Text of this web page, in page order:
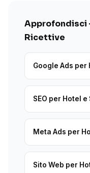
Approfondisci
Ricettive
Google Ads
SEO per Hotel
Meta Ads per
Sito Web per